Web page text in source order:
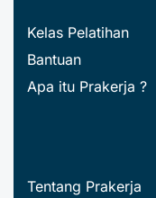
Kelas Pelatihan
Bantuan
Apa itu Prakerja ?
Tentang Prakerja